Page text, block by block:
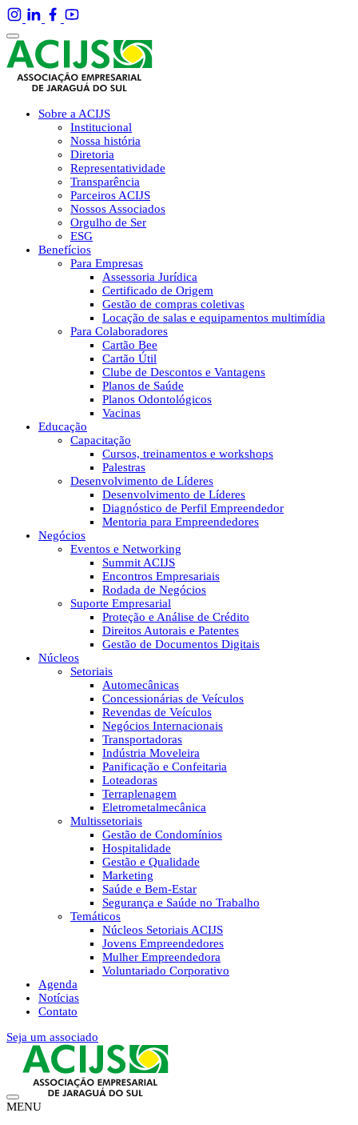
Sobre a ACIJS
Institucional
Nossa história
Diretoria
Representatividade
Transparência
Parceiros ACIJS
Nossos Associados
Orgulho de Ser
ESG
Benefícios
Para Empresas
Assessoria Jurídica
Certificado de Origem
Gestão de compras coletivas
Locação de salas e equipamentos multimídia
Para Colaboradores
Cartão Bee
Cartão Útil
Clube de Descontos e Vantagens
Planos de Saúde
Planos Odontológicos
Vacinas
Educação
Capacitação
Cursos, treinamentos e workshops
Palestras
Desenvolvimento de Líderes
Desenvolvimento de Líderes
Diagnóstico de Perfil Empreendedor
Mentoria para Empreendedores
Negócios
Eventos e Networking
Summit ACIJS
Encontros Empresariais
Rodada de Negócios
Suporte Empresarial
Proteção e Análise de Crédito
Direitos Autorais e Patentes
Gestão de Documentos Digitais
Núcleos
Setoriais
Automecânicas
Concessionárias de Veículos
Revendas de Veículos
Negócios Internacionais
Transportadoras
Indústria Moveleira
Panificação e Confeitaria
Loteadoras
Terraplenagem
Eletrometalmecânica
Multissetoriais
Gestão de Condomínios
Hospitalidade
Gestão e Qualidade
Marketing
Saúde e Bem-Estar
Segurança e Saúde no Trabalho
Temáticos
Núcleos Setoriais ACIJS
Jovens Empreendedores
Mulher Empreendedora
Voluntariado Corporativo
Agenda
Notícias
Contato
Seja um associado
MENU